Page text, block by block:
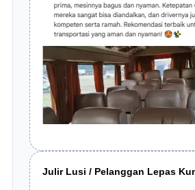
Julir Lusi / Pelanggan Lepas